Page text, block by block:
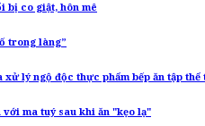
bị co giật, hôn mê
trong làng”
lý ngộ độc thực phẩm bếp ăn tập thể
ma tuý sau khi ăn "kẹo lạ"